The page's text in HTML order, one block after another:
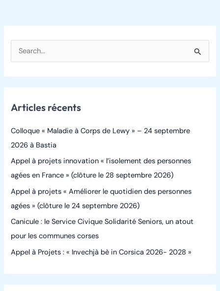
e
:
Articles récents
Colloque « Maladie à Corps de Lewy » – 24 septembre
2026 à Bastia
Appel à projets innovation « l’isolement des personnes
agées en France » (clôture le 28 septembre 2026)
Appel à projets « Améliorer le quotidien des personnes
agées » (clôture le 24 septembre 2026)
Canicule : le Service Civique Solidarité Seniors, un atout
pour les communes corses
Appel à Projets : « Invechjà bè in Corsica 2026- 2028 »